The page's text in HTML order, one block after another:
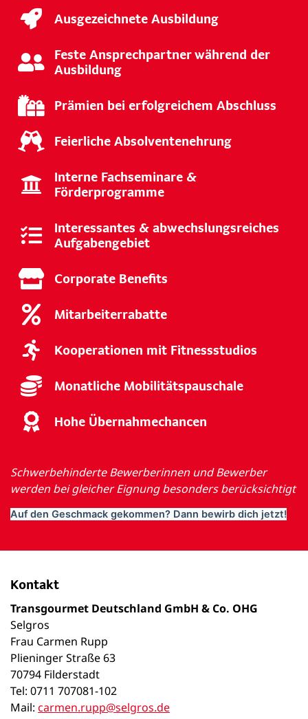
Ausgezeichnete Ausbildung
Feste Ansprechpartner während der
Ausbildung
Prämien bei erfolgreichem Abschluss
Feierliche Absolventenehrung
Interne Fachseminare &
Förderprogramme
Interessantes & abwechslungsreiches
Aufgabengebiet
Corporate Benefits
Mitarbeiterrabatte
Kooperationen mit Fitnessstudios
Monatliche Mobilitätspauschale
Hohe Übernahmechancen
Schwerbehinderte Bewerberinnen und Bewerber
werden bei gleicher Eignung besonders berücksichtigt
Auf den Geschmack gekommen? Dann bewirb dich jetzt!
Kontakt
Transgourmet Deutschland GmbH & Co. OHG
Selgros
Frau Carmen Rupp
Plieninger Straße 63
70794 Filderstadt
Tel: 0711 707081-102
Mail: carmen.rupp@selgros.de